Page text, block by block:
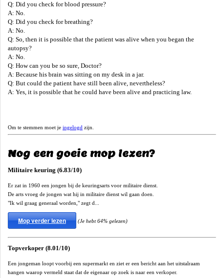
Q: Did you check for blood pressure?
A: No.
Q: Did you check for breathing?
A: No.
Q: So, then it is possible that the patient was alive when you began the
autopsy?
A: No.
Q: How can you be so sure, Doctor?
A: Because his brain was sitting on my desk in a jar.
Q: But could the patient have still been alive, nevertheless?
A: Yes, it is possible that he could have been alive and practicing law.
Om te stemmen moet je ingelogd zijn.
Nog een goeie mop lezen?
Militaire keuring (6.83/10)
Er zat in 1960 een jongen bij de keuringsarts voor militaire dienst.
De arts vroeg de jongen wat hij in militaire dienst wil gaan doen.
"Ik wil graag generaal worden," zegt d...
Mop verder lezen (Je hebt 64% gelezen)
Topverkoper (8.01/10)
Een jongeman loopt voorbij een supermarkt en ziet er een bericht aan het uitstalraam
hangen waarop vermeld staat dat de eigenaar op zoek is naar een verkoper.